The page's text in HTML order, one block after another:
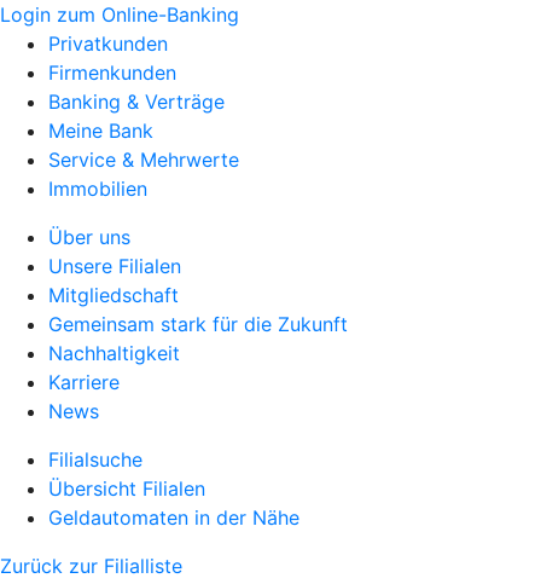
Login zum Online-Banking
Privatkunden
Firmenkunden
Banking & Verträge
Meine Bank
Service & Mehrwerte
Immobilien
Über uns
Unsere Filialen
Mitgliedschaft
Gemeinsam stark für die Zukunft
Nachhaltigkeit
Karriere
News
Filialsuche
Übersicht Filialen
Geldautomaten in der Nähe
Zurück zur Filialliste